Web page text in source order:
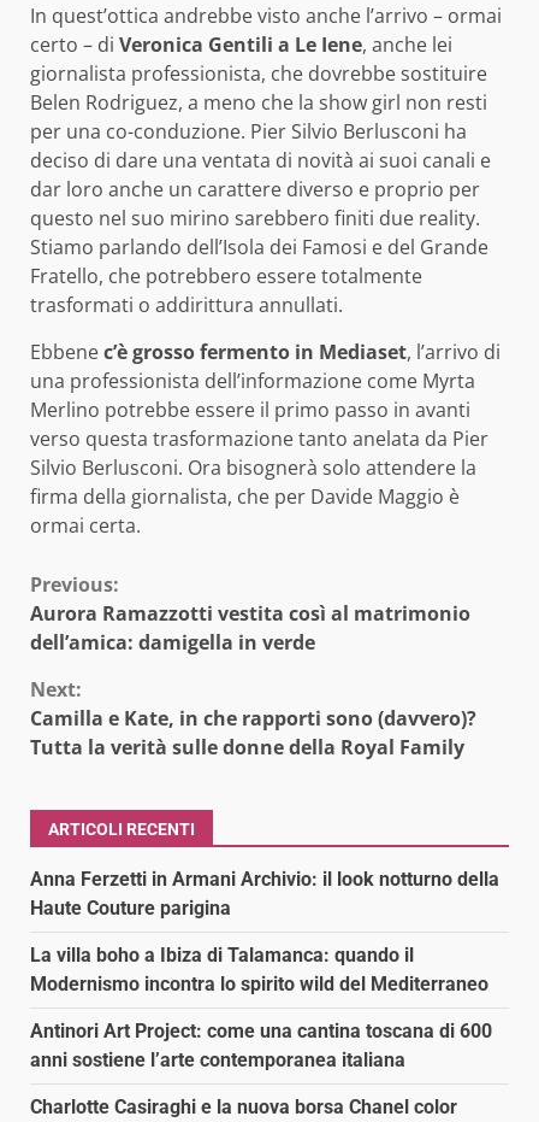
In quest’ottica andrebbe visto anche l’arrivo – ormai
certo – di Veronica Gentili a Le Iene, anche lei
giornalista professionista, che dovrebbe sostituire
Belen Rodriguez, a meno che la show girl non resti
per una co-conduzione. Pier Silvio Berlusconi ha
deciso di dare una ventata di novità ai suoi canali e
dar loro anche un carattere diverso e proprio per
questo nel suo mirino sarebbero finiti due reality.
Stiamo parlando dell’Isola dei Famosi e del Grande
Fratello, che potrebbero essere totalmente
trasformati o addirittura annullati.
Ebbenec’è grosso fermento in Mediaset, l’arrivo di
una professionista dell’informazione come Myrta
Merlino potrebbe essere il primo passo in avanti
verso questa trasformazione tanto anelata da Pier
Silvio Berlusconi. Ora bisognerà solo attendere la
firma della giornalista, che per Davide Maggio è
ormai certa.
Continue
Reading
Previous:
Aurora Ramazzotti vestita così al matrimonio
dell’amica: damigella in verde
Next:
Camilla e Kate, in che rapporti sono (davvero)?
Tutta la verità sulle donne della Royal Family
ARTICOLI RECENTI
Anna Ferzetti in Armani Archivio: il look notturno della
Haute Couture parigina
La villa boho a Ibiza di Talamanca: quando il
Modernismo incontra lo spirito wild del Mediterraneo
Antinori Art Project: come una cantina toscana di 600
anni sostiene l’arte contemporanea italiana
Charlotte Casiraghi e la nuova borsa Chanel color